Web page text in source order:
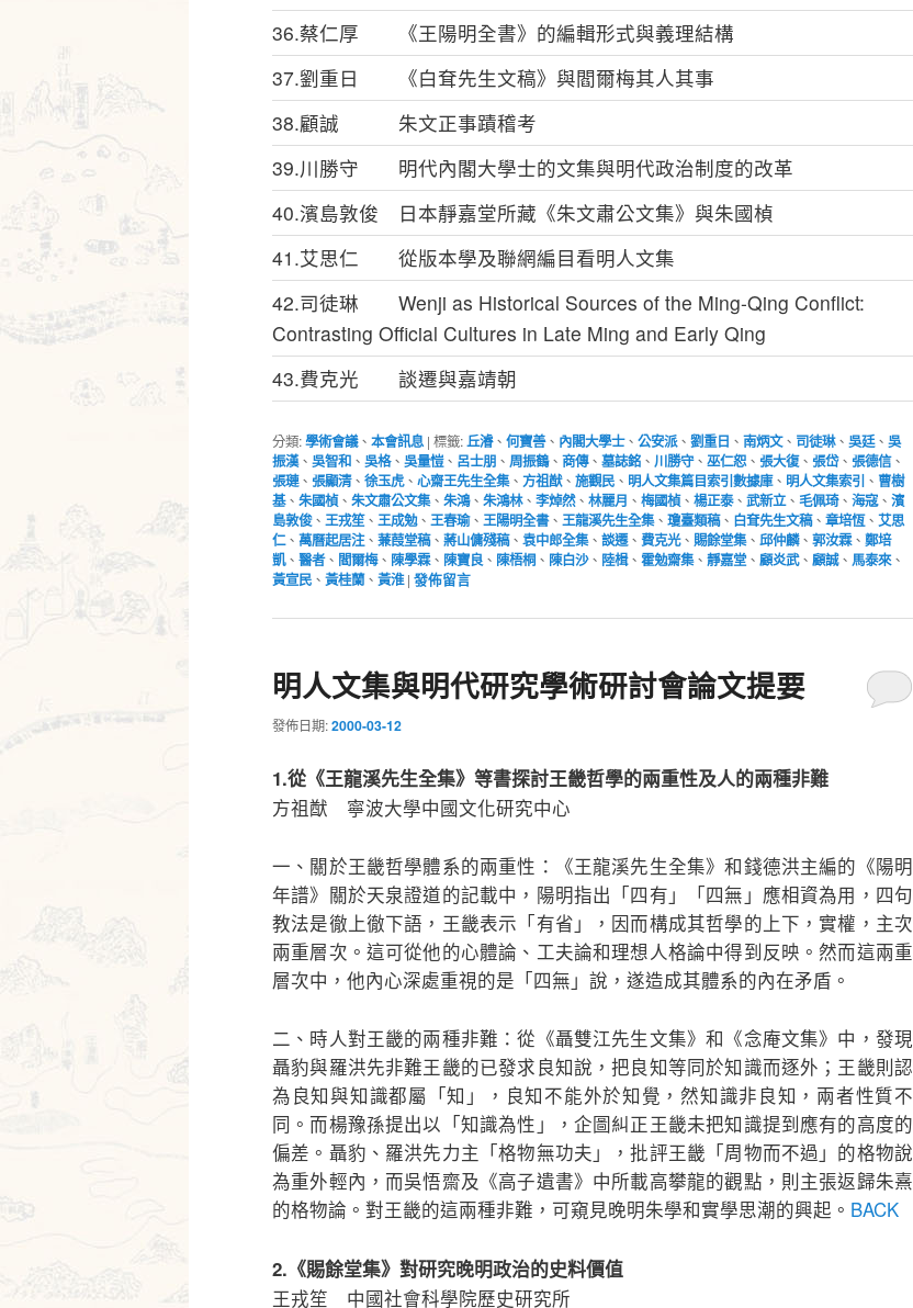
36.蔡仁厚 《王陽明全書》的編輯形式與義理結構
37.劉重日 《白耷先生文稿》與閻爾梅其人其事
38.顧誠 朱文正事蹟稽考
39.川勝守 明代內閣大學士的文集與明代政治制度的改革
40.濱島敦俊 日本靜嘉堂所藏《朱文肅公文集》與朱國楨
41.艾思仁 從版本學及聯網編目看明人文集
42.司徒琳 Wenji as Historical Sources of the Ming-Qing Conflict:
Contrasting Official Cultures in Late Ming and Early Qing
43.費克光 談遷與嘉靖朝
分類:學術會議、 本會訊息 | 標籤:丘濬、 何寶善、 內閣大學士、 公安派、 劉重日 、 南炳文、 司徒琳、 吳廷、 吳
振漢、 吳智和 、 吳格、 吳量愷、 呂士朋 、 周振鶴、 商傳、 墓誌銘 、 川勝守、 巫仁恕 、 張大復、 張岱、 張德信、
張璉、 張顯清、 徐玉虎、 心齋王先生全集、 方祖猷、 施觀民 、 明人文集篇目索引數據庫、 明人文集索引 、 曹樹
基、 朱國楨、 朱文肅公文集、 朱鴻、 朱鴻林、 李焯然、 林麗月 、 梅國楨、 楊正泰、 武新立、 毛佩琦、 海寇、 濱
島敦俊、 王戎笙、 王成勉、 王春瑜、 王陽明全書、 王龍溪先生全集、 瓊臺類稿、 白耷先生文稿、 章培恆、 艾思
仁、 萬曆起居注、 蒹葭堂稿、 蔣山傭殘稿、 袁中郎全集、 談遷、 費克光、 賜餘堂集、 邱仲麟、 郭汝霖、 鄭培
凱、 醫者、 閻爾梅、 陳學霖、 陳寶良 、 陳梧桐 、 陳白沙、 陸楫、 霍勉齋集、 靜嘉堂 、 顧炎武、 顧誠、 馬泰來、
黃宣民 、 黃桂蘭、 黃淮 | 發佈留言
明人文集與明代研究學術研討會論文提要
發佈日期:2000-03-12
1.從《王龍溪先生全集》等書探討王畿哲學的兩重性及人的兩種非難
方祖猷 寧波大學中國文化研究中心
一、關於王畿哲學體系的兩重性：《王龍溪先生全集》和錢德洪主編的《陽明
年譜》關於天泉證道的記載中，陽明指出「四有」「四無」應相資為用，四句
教法是徹上徹下語，王畿表示「有省」，因而構成其哲學的上下，實權，主次
兩重層次。這可從他的心體論、工夫論和理想人格論中得到反映。然而這兩重
層次中，他內心深處重視的是「四無」說，遂造成其體系的內在矛盾。
二、時人對王畿的兩種非難：從《聶雙江先生文集》和《念庵文集》中，發現
聶豹與羅洪先非難王畿的已發求良知說，把良知等同於知識而逐外；王畿則認
為良知與知識都屬「知」，良知不能外於知覺，然知識非良知，兩者性質不
同。而楊豫孫提出以「知識為性」，企圖糾正王畿未把知識提到應有的高度的
偏差。聶豹、羅洪先力主「格物無功夫」，批評王畿「周物而不過」的格物說
為重外輕內，而吳悟齋及《高子遺書》中所載高攀龍的觀點，則主張返歸朱熹
的格物論。對王畿的這兩種非難，可窺見晚明朱學和實學思潮的興起。 BACK
2.《賜餘堂集》對研究晚明政治的史料價值
王戎笙 中國社會科學院歷史研究所